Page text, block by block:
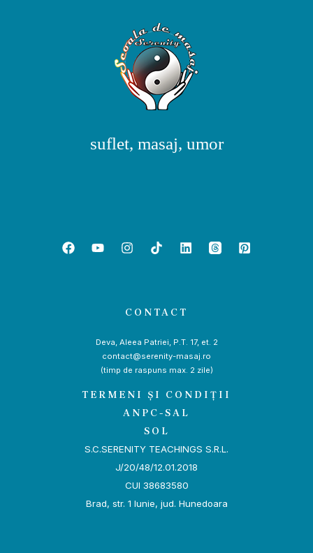
suflet, masaj, umor
CONTACT
Deva, Aleea Patriei, P.T. 17, et. 2
contact@serenity-masaj.ro
(timp de raspuns max. 2 zile)
TERMENI ȘI CONDIȚII
ANPC-SAL
SOL
S.C.SERENITY TEACHINGS S.R.L.
J/20/48/12.01.2018
CUI 38683580
Brad, str. 1 Iunie, jud. Hunedoara